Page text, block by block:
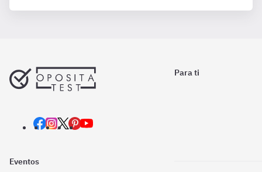
Para ti
Eventos